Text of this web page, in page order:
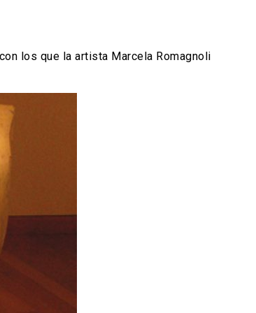
los que la artista Marcela Romagnoli